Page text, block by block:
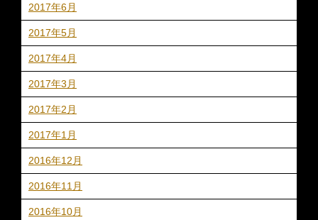
2017年6月
2017年5月
2017年4月
2017年3月
2017年2月
2017年1月
2016年12月
2016年11月
2016年10月